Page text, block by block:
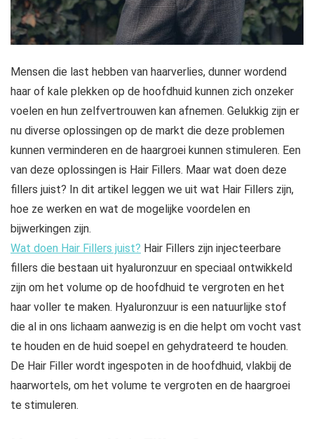
Mensen die last hebben van haarverlies, dunner wordend
haar of kale plekken op de hoofdhuid kunnen zich onzeker
voelen en hun zelfvertrouwen kan afnemen. Gelukkig zijn er
nu diverse oplossingen op de markt die deze problemen
kunnen verminderen en de haargroei kunnen stimuleren. Een
van deze oplossingen is Hair Fillers. Maar wat doen deze
fillers juist? In dit artikel leggen we uit wat Hair Fillers zijn,
hoe ze werken en wat de mogelijke voordelen en
bijwerkingen zijn.
Wat doen Hair Fillers juist? Hair Fillers zijn injecteerbare
fillers die bestaan uit hyaluronzuur en speciaal ontwikkeld
zijn om het volume op de hoofdhuid te vergroten en het
haar voller te maken. Hyaluronzuur is een natuurlijke stof
die al in ons lichaam aanwezig is en die helpt om vocht vast
te houden en de huid soepel en gehydrateerd te houden.
De Hair Filler wordt ingespoten in de hoofdhuid, vlakbij de
haarwortels, om het volume te vergroten en de haargroei
te stimuleren.